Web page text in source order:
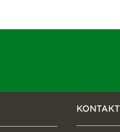
KONTAKT